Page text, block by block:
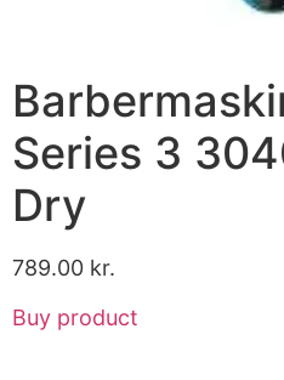
Series 3
Dry
789.00 kr.
Buy product